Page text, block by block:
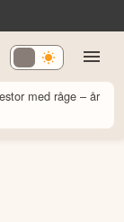
med råge – år